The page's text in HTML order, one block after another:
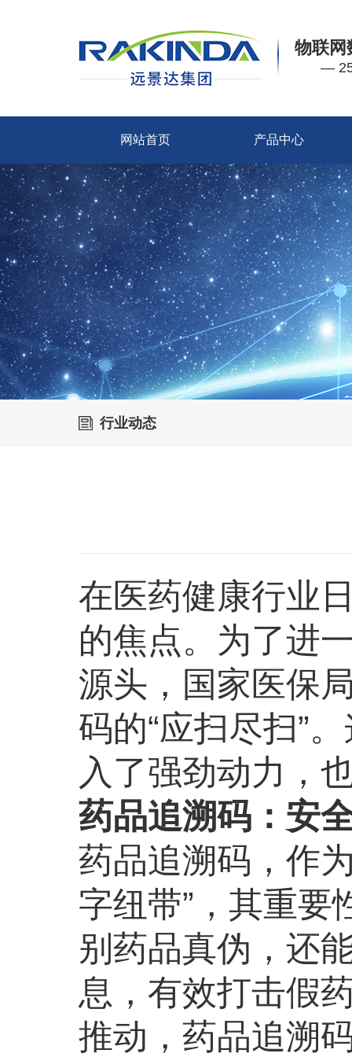
物联网
—
网站首页 产品中心
行业动态
在医药健康行业
的焦点。为了进
源头，国家医保
码的“应扫尽扫”
入了强劲动力，
药品追溯码：安
药品追溯码，作
字纽带”，其重要
别药品真伪，还
息，有效打击假
推动，药品追溯